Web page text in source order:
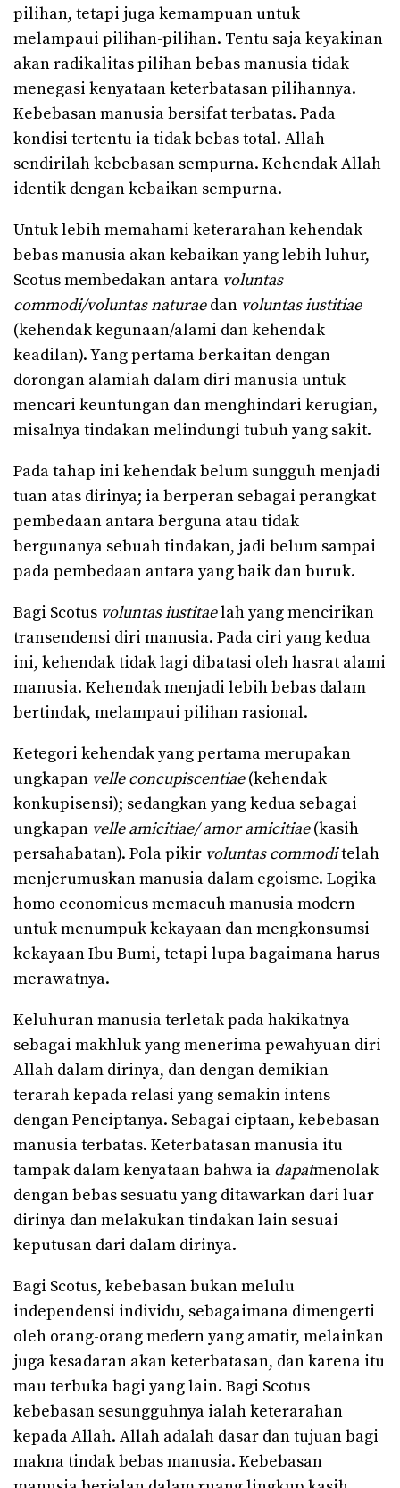
pilihan, tetapi juga kemampuan untuk
melampaui pilihan-pilihan. Tentu saja keyakinan
akan radikalitas pilihan bebas manusia tidak
menegasi kenyataan keterbatasan pilihannya.
Kebebasan manusia bersifat terbatas. Pada
kondisi tertentu ia tidak bebas total. Allah
sendirilah kebebasan sempurna. Kehendak Allah
identik dengan kebaikan sempurna.
Untuk lebih memahami keterarahan kehendak
bebas manusia akan kebaikan yang lebih luhur,
Scotus membedakan antara voluntas
commodi/voluntas naturaedan voluntas iustitiae
(kehendak kegunaan/alami dan kehendak
keadilan). Yang pertama berkaitan dengan
dorongan alamiah dalam diri manusia untuk
mencari keuntungan dan menghindari kerugian,
misalnya tindakan melindungi tubuh yang sakit.
Pada tahap ini kehendak belum sungguh menjadi
tuan atas dirinya; ia berperan sebagai perangkat
pembedaan antara berguna atau tidak
bergunanya sebuah tindakan, jadi belum sampai
pada pembedaan antara yang baik dan buruk.
Bagi Scotus voluntas iustitaelah yang mencirikan
transendensi diri manusia. Pada ciri yang kedua
ini, kehendak tidak lagi dibatasi oleh hasrat alami
manusia. Kehendak menjadi lebih bebas dalam
bertindak, melampaui pilihan rasional.
Ketegori kehendak yang pertama merupakan
ungkapan velle concupiscentiae(kehendak
konkupisensi); sedangkan yang kedua sebagai
ungkapan velle amicitiae/ amor amicitiae(kasih
persahabatan). Pola pikir voluntas commoditelah
menjerumuskan manusia dalam egoisme. Logika
homo economicus memacuh manusia modern
untuk menumpuk kekayaan dan mengkonsumsi
kekayaan Ibu Bumi, tetapi lupa bagaimana harus
merawatnya.
Keluhuran manusia terletak pada hakikatnya
sebagai makhluk yang menerima pewahyuan diri
Allah dalam dirinya, dan dengan demikian
terarah kepada relasi yang semakin intens
dengan Penciptanya. Sebagai ciptaan, kebebasan
manusia terbatas. Keterbatasan manusia itu
tampak dalam kenyataan bahwa ia dapatmenolak
dengan bebas sesuatu yang ditawarkan dari luar
dirinya dan melakukan tindakan lain sesuai
keputusan dari dalam dirinya.
Bagi Scotus, kebebasan bukan melulu
independensi individu, sebagaimana dimengerti
oleh orang-orang medern yang amatir, melainkan
juga kesadaran akan keterbatasan, dan karena itu
mau terbuka bagi yang lain. Bagi Scotus
kebebasan sesungguhnya ialah keterarahan
kepada Allah. Allah adalah dasar dan tujuan bagi
makna tindak bebas manusia. Kebebasan